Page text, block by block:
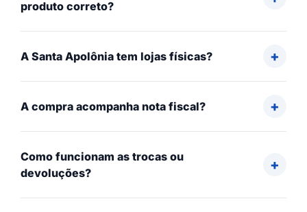
produto correto?
A Santa Apolônia tem lojas físicas?
A compra acompanha nota fiscal?
Como funcionam as trocas ou
devoluções?